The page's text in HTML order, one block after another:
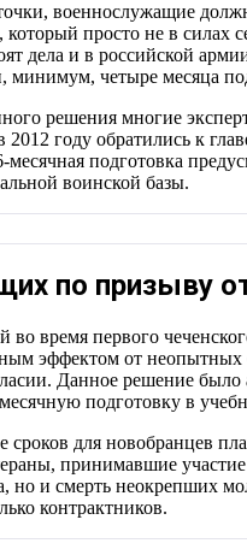
военнослужащие
который просто не в
дела и в российской
минимум, четыре месяца
решения многие
году обратились к
подготовка
воинской базы.
по призыву
время первого
эффектом от неопытных
Данное решение
подготовку в
для новобранцев
принимавшие
но и смерть неокрепших
контрактников.